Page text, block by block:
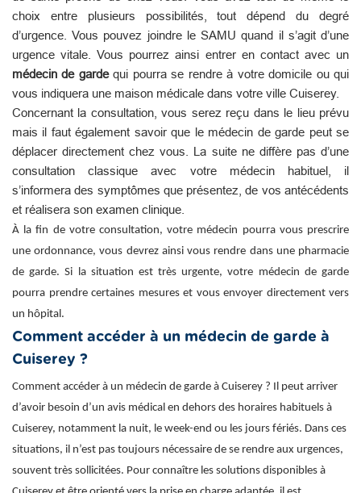
choix entre plusieurs possibilités, tout dépend du degré
d’urgence. Vous pouvez joindre le SAMU quand il s’agit d’une
urgence vitale. Vous pourrez ainsi entrer en contact avec un
médecin de gardequi pourra se rendre à votre domicile ou qui
vous indiquera une maison médicale dans votre ville Cuiserey.
Concernant la consultation, vous serez reçu dans le lieu prévu
mais il faut également savoir que le médecin de garde peut se
déplacer directement chez vous. La suite ne diffère pas d’une
consultation classique avec votre médecin habituel, il
s’informera des symptômes que présentez, de vos antécédents
et réalisera son examen clinique.
À la fin de votre consultation, votre médecin pourra vous prescrire
une ordonnance, vous devrez ainsi vous rendre dans une pharmacie
de garde. Si la situation est très urgente, votre médecin de garde
pourra prendre certaines mesures et vous envoyer directement vers
un hôpital.
Comment accéder à un médecin de garde à
Cuiserey ?
Comment accéder à un médecin de garde à Cuiserey ? Il peut arriver
d’avoir besoin d’un avis médical en dehors des horaires habituels à
Cuiserey, notamment la nuit, le week-end ou les jours fériés. Dans ces
situations, il n’est pas toujours nécessaire de se rendre aux urgences,
souvent très sollicitées. Pour connaître les solutions disponibles à